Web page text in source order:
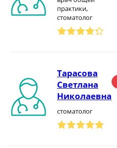
практики,
стоматолог
Тарасова
Светлана
Николаевна
стоматолог